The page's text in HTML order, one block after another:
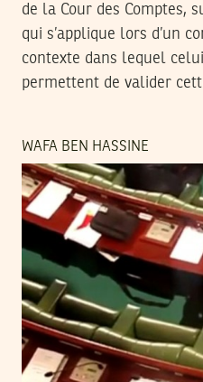
de la Cour des Comptes,
qui s’applique lors d’un
contexte dans lequel
permettent de valider
WAFA BEN HASSINE